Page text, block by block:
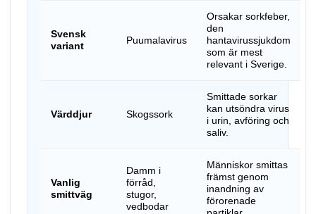
Svensk
variant
Puumalavirus
Orsakar sorkfeber,
den
hantavirussjukdom
som är mest
relevant i Sverige.
Värddjur Skogssork
Smittade sorkar
kan utsöndra virus
i urin, avföring och
saliv.
Vanlig
smittväg
Damm i
förråd,
stugor,
vedbodar
Människor smittas
främst genom
inandning av
förorenade